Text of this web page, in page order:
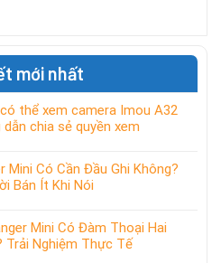
mới nhất
thể xem camera Imou A32
chia sẻ quyền xem
Mini Có Cần Đầu Ghi Không?
Bán Ít Khi Nói
Mini Có Đàm Thoại Hai
Trải Nghiệm Thực Tế